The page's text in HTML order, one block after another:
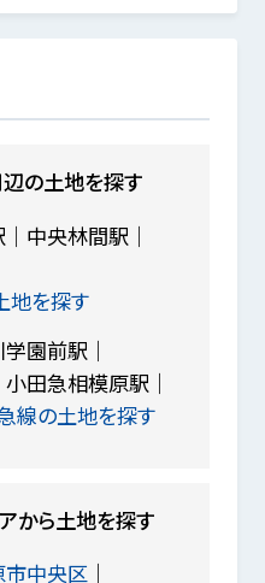
辺の土地を探す
中央林間駅
地を探す
学園前駅
小田急相模原駅
線の土地を探す
から土地を探す
市中央区